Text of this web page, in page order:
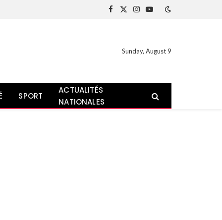
Facebook
X
Instagram
YouTube
Sunday, August 9
SPORT
ACTUALITÉS
NATIONALES